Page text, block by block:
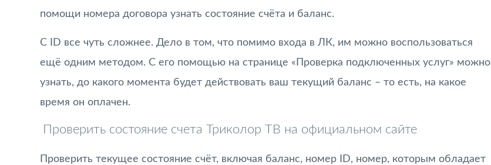
помощи номера договора узнать состояние счёта и баланс.
С ID все чуть сложнее. Дело в том, что помимо входа в ЛК, им можно воспользоваться
ещё одним методом. С его помощью на странице «Проверка подключенных услуг» можно
узнать, до какого момента будет действовать ваш текущий баланс – то есть, на какое
время он оплачен.
Проверить состояние счета Триколор ТВ на официальном сайте
Проверить текущее состояние счёт, включая баланс, номер ID, номер, которым обладает